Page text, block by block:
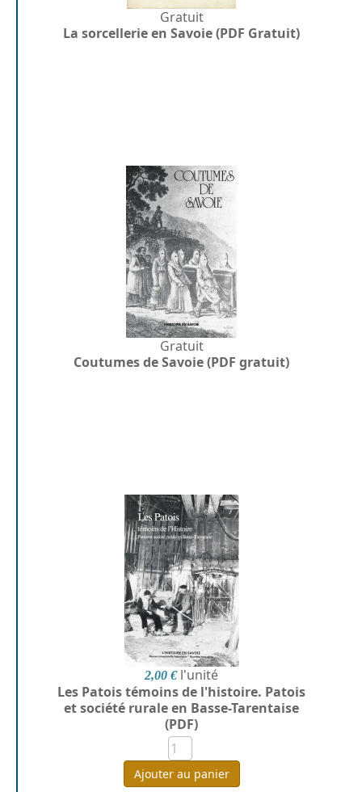
Gratuit
La sorcellerie en Savoie (PDF Gratuit)
Gratuit
Coutumes de Savoie (PDF gratuit)
2,00 € l'unité
Les Patois témoins de l'histoire. Patois
et société rurale en Basse-Tarentaise
(PDF)
Ajouter au panier